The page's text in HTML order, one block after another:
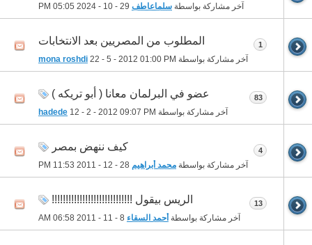
آخر مشاركة بواسطة سلماعاطف 05:05 PM
المطلوب من المصريين بعد الانتخابات
آخر مشاركة بواسطة mona roshdi 22 - 5 - 2012 01:00 PM
1
عضو في البرلمان معانا ( أبو تريكه )
آخر مشاركة بواسطة hadede 12 - 2 - 2012 09:07 PM
83
كيف ننهض بمصر
آخر مشاركة بواسطة محمد أبراهيم 11:53 PM
4
الريس بيقول !!!!!!!!!!!!!!!!!!!!!!!!!!!!!
آخر مشاركة بواسطة أحمد السقاء 06:58 AM
13